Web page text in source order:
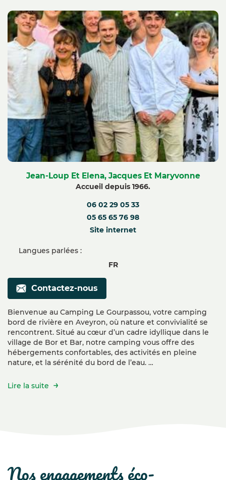
Jean-Loup Et Elena, Jacques Et Maryvonne
Accueil depuis 1966.
06 02 29 05 33
05 65 65 76 98
Site internet
Langues parlées :
FR
Contactez-nous
Bienvenue au Camping Le Gourpassou, votre camping
bord de rivière en Aveyron, où nature et convivialité se
rencontrent. Situé au cœur d’un cadre idyllique dans le
village de Bor et Bar, notre camping vous offre des
hébergements confortables, des activités en pleine
nature, et la sérénité du bord de l’eau. …
Lire la suite
nos engagements éco-